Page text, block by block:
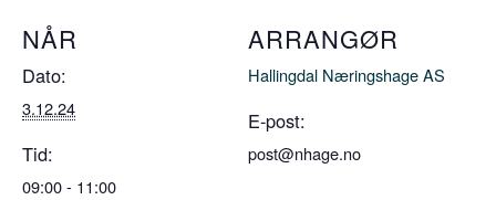
NÅR
Dato:
3.12.24
Tid:
09:00 - 11:00
ARRANGØR
Hallingdal Næringshage AS
E-post:
post@nhage.no